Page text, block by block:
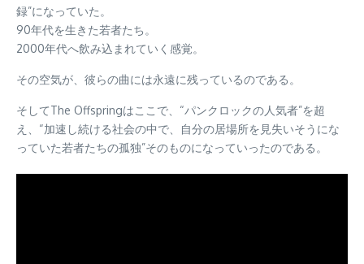
録”になっていた。
90年代を生きた若者たち。
2000年代へ飲み込まれていく感覚。
その空気が、彼らの曲には永遠に残っているのである。
そしてThe Offspringはここで、“パンクロックの人気者”を超
え、“加速し続ける社会の中で、自分の居場所を見失いそうにな
っていた若者たちの孤独”そのものになっていったのである。